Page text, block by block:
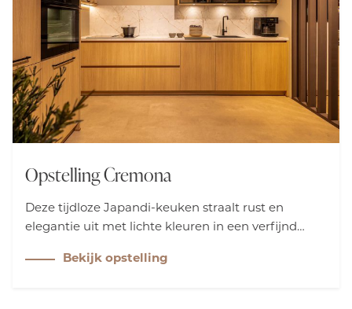
Opstelling Cremona
Deze tijdloze Japandi-keuken straalt rust en
elegantie uit met lichte kleuren in een verfijnd
met een wandschap, waardoor er een harmonieus
Bekijk opstelling